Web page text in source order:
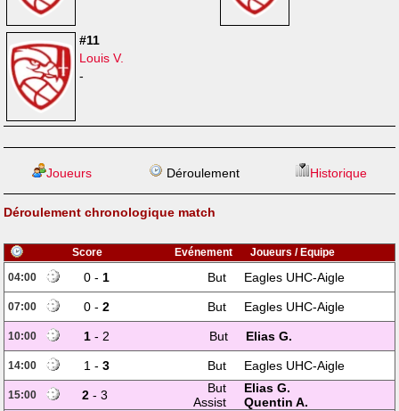
#11
Louis V.
-
Joueurs Déroulement Historique
Déroulement chronologique match
Score Evénement
Joueurs / Equipe
04:00
0 - 1 But Eagles UHC-Aigle
07:00 0 - 2 But Eagles UHC-Aigle
10:00 1 - 2 But Elias G.
14:00 1 - 3 But Eagles UHC-Aigle
15:00 2- 3 But
Elias G.
Assist
Quentin A.